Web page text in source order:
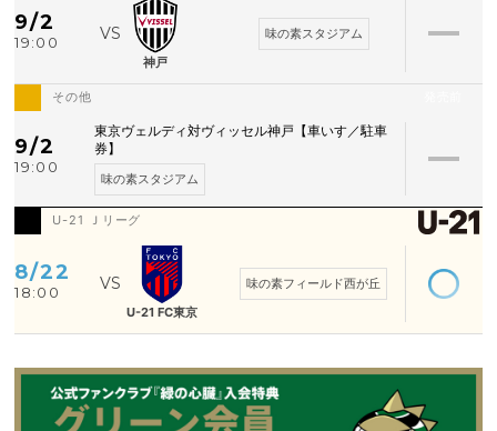
9/2
19:00
神戸
味の素スタジアム
その他
9/2
19:00
東京ヴェルディ対ヴィッセル神戸【車いす／駐車
券】
味の素スタジアム
U-21 Ｊリーグ 空席あり
8/22
18:00
U-21 FC東京
味の素フィールド西が丘